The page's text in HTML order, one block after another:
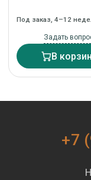
Под заказ, 4–12
Задать
В
+7